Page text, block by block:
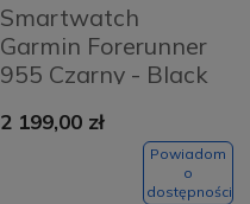
Smartwatch
Garmin Forerunner
955 Czarny - Black
2 199,00 zł
Powiadom
o
dostępności